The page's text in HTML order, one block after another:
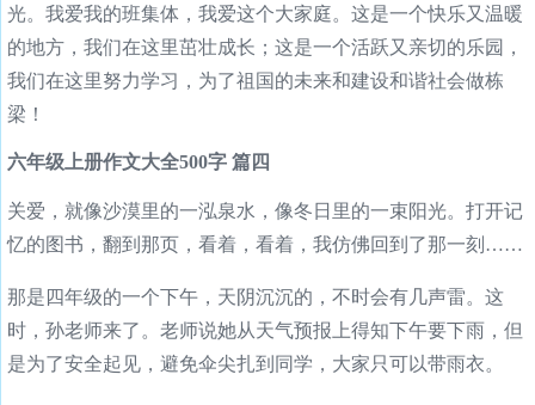
光。我爱我的班集体，我爱这个大家庭。这是一个快乐又温暖
的地方，我们在这里茁壮成长；这是一个活跃又亲切的乐园，
我们在这里努力学习，为了祖国的未来和建设和谐社会做栋
梁！
六年级上册作文大全500字 篇四
关爱，就像沙漠里的一泓泉水，像冬日里的一束阳光。打开记
忆的图书，翻到那页，看着，看着，我仿佛回到了那一刻……
那是四年级的一个下午，天阴沉沉的，不时会有几声雷。这
时，孙老师来了。老师说她从天气预报上得知下午要下雨，但
是为了安全起见，避免伞尖扎到同学，大家只可以带雨衣。